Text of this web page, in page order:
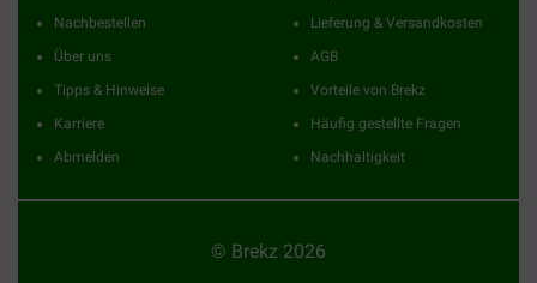
Nachbestellen
Über uns
Tipps & Hinweise
Karriere
Abmelden
Lieferung & Versandkosten
AGB
Vorteile von Brekz
Häufig gestellte Fragen
Nachhaltigkeit
© Brekz 2026